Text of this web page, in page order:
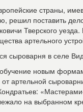
страны,
решил поставить
Тверского
артельного
сыроварня в селе
новым
артельной
на выбранном